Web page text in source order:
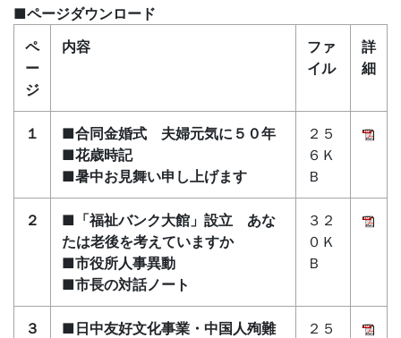
■ページダウンロード
ペ
ー
ジ
内容
ファ
イル
詳
細
１
■合同金婚式 夫婦元気に５０年
■花歳時記
■暑中お見舞い申し上げます
２５
６Ｋ
Ｂ
２
■「福祉バンク大館」設立 あな
たは老後を考えていますか
■市役所人事異動
■市長の対話ノート
３２
０Ｋ
Ｂ
３
■日中友好文化事業・中国人殉難
２５